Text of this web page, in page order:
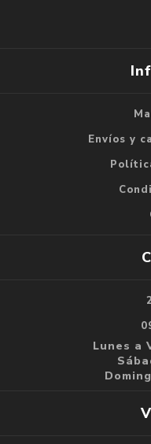
Envíos y
Lunes a